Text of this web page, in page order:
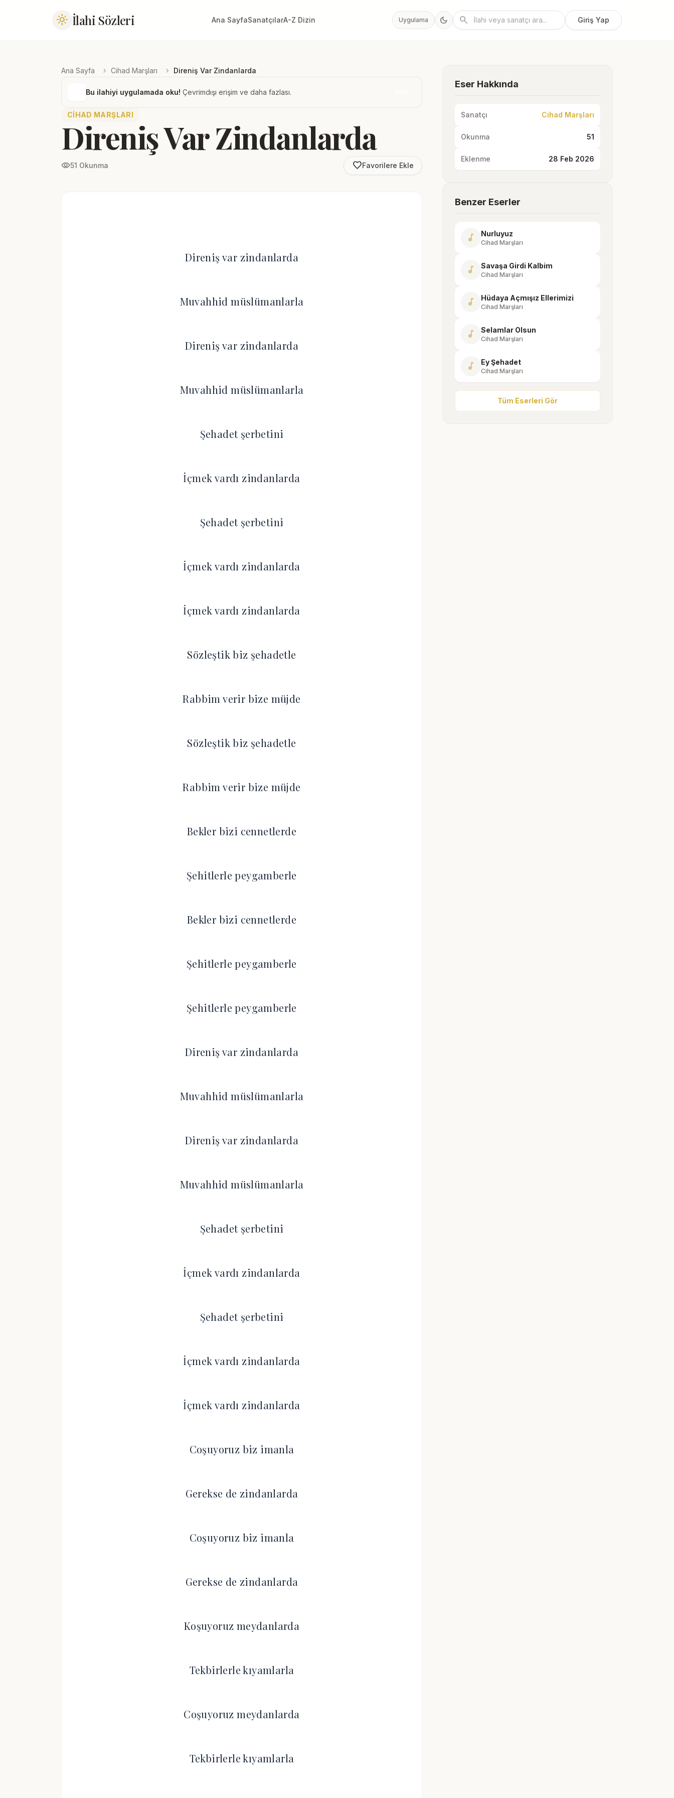
light_mode İlahi Sözleri Ana SayfaSanatçılarA-Z Dizin Uygulama dark_mode search Giriş Yap
Ana Sayfa chevron_right Cihad Marşları chevron_right Direniş Var Zindanlarda
Bu ilahiyi uygulamada oku! Çevrimdışı erişim ve daha fazlası.
CIHAD MARŞLARI
Direniş Var Zindanlarda
visibility51 Okunma favorite_borderFavorilere Ekle
Direniş var zindanlarda
Muvahhid müslümanlarla
Direniş var zindanlarda
Muvahhid müslümanlarla
Şehadet şerbetini
İçmek vardı zindanlarda
Şehadet şerbetini
İçmek vardı zindanlarda
İçmek vardı zindanlarda
Sözleştik biz şehadetle
Rabbim verir bize müjde
Sözleştik biz şehadetle
Rabbim verir bize müjde
Bekler bizi cennetlerde
Şehitlerle peygamberle
Bekler bizi cennetlerde
Şehitlerle peygamberle
Şehitlerle peygamberle
Direniş var zindanlarda
Muvahhid müslümanlarla
Direniş var zindanlarda
Muvahhid müslümanlarla
Şehadet şerbetini
İçmek vardı zindanlarda
Şehadet şerbetini
İçmek vardı zindanlarda
İçmek vardı zindanlarda
Coşuyoruz biz imanla
Gerekse de zindanlarda
Coşuyoruz biz imanla
Gerekse de zindanlarda
Koşuyoruz meydanlarda
Tekbirlerle kıyamlarla
Coşuyoruz meydanlarda
Tekbirlerle kıyamlarla
Eser Hakkında
Sanatçı Cihad Marşları
Okunma 51
Eklenme 28 Feb 2026
Benzer Eserler
music_note Nurluyuz
Cihad Marşları
music_note Savaşa Girdi Kalbim
Cihad Marşları
music_note Hüdaya Açmışız Ellerimizi
Cihad Marşları
music_note Selamlar Olsun
Cihad Marşları
music_note Ey Şehadet
Cihad Marşları
Tüm Eserleri Gör